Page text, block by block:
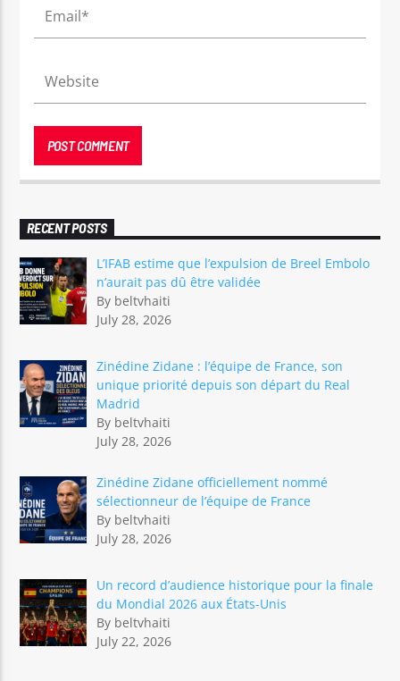
RECENT POSTS
L’IFAB estime que l’expulsion de Breel Embolo
n’aurait pas dû être validée
By beltvhaiti
July 28, 2026
Zinédine Zidane : l’équipe de France, son
unique priorité depuis son départ du Real
Madrid
By beltvhaiti
July 28, 2026
Zinédine Zidane officiellement nommé
sélectionneur de l’équipe de France
By beltvhaiti
July 28, 2026
Un record d’audience historique pour la finale
du Mondial 2026 aux États-Unis
By beltvhaiti
July 22, 2026